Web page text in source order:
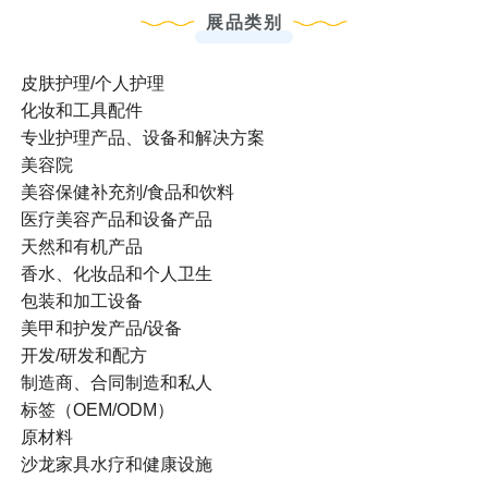
展品类别
皮肤护理/个人护理
化妆和工具配件
专业护理产品、设备和解决方案
美容院
美容保健补充剂/食品和饮料
医疗美容产品和设备产品
天然和有机产品
香水、化妆品和个人卫生
包装和加工设备
美甲和护发产品/设备
开发/研发和配方
制造商、合同制造和私人
标签（OEM/ODM）
原材料
沙龙家具水疗和健康设施